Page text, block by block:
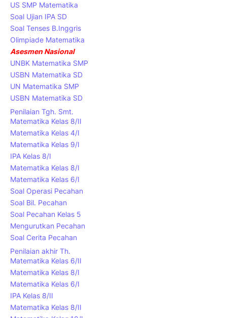
US SMP Matematika
Soal Ujian IPA SD
Soal Tenses B.Inggris
Olimpiade Matematika
Asesmen Nasional
UNBK Matematika SMP
USBN Matematika SD
UN Matematika SMP
USBN Matematika SD
Penilaian Tgh. Smt.
Matematika Kelas 8/II
Matematika Kelas 4/I
Matematika Kelas 9/I
IPA Kelas 8/I
Matematika Kelas 8/I
Matematika Kelas 6/I
Soal Operasi Pecahan
Soal Bil. Pecahan
Soal Pecahan Kelas 5
Mengurutkan Pecahan
Soal Cerita Pecahan
Penilaian akhir Th.
Matematika Kelas 6/II
Matematika Kelas 8/I
Matematika Kelas 6/I
IPA Kelas 8/II
Matematika Kelas 8/II